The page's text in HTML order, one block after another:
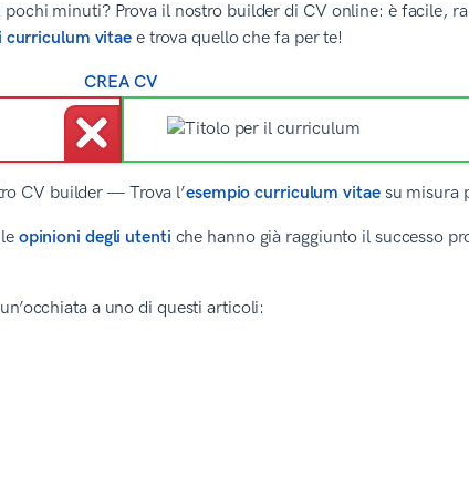
minuti? Prova il nostro builder di CV online: è facile,
curriculum vitae e trova quello che fa per te!
CREA CV
CV builder — Trova l’esempio curriculum vitaesu misura
opinioni degli utenti che hanno già raggiunto il successo
a uno di questi articoli: